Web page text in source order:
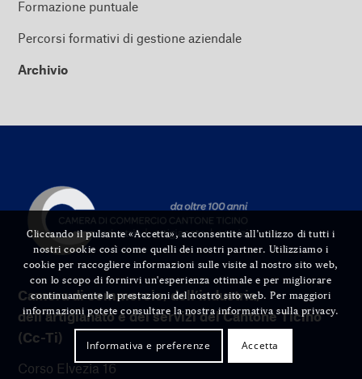
Formazione puntuale
Percorsi formativi di gestione aziendale
Archivio
Camera di commercio, dell’industria,
dell’artigianato e dei servizi del Cantone Ticino
(Cc-Ti)
Corso Elvezia 16
Cliccando il pulsante «Accetta», acconsentite all’utilizzo di tutti i
nostri cookie così come quelli dei nostri partner. Utilizziamo i
cookie per raccogliere informazioni sulle visite al nostro sito web,
con lo scopo di fornirvi un'esperienza ottimale e per migliorare
continuamente le prestazioni del nostro sito web. Per maggiori
informazioni potete consultare la nostra informativa sulla privacy.
Informativa e preferenze Accetta